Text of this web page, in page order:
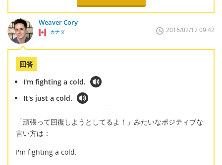
Weaver Cory
カナダ 2016/02/17 09:42
回答
I'm fighting a cold.
It's just a cold.
「頑張って回復しようとしてるよ！」みたいなポジティブな
言い方は：
I'm fighting a cold.